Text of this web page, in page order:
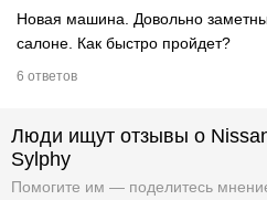
Новая машина. Довольно
салоне. Как быстро пройдет?
6 ответов
Люди ищут отзывы о
Sylphy
Помогите им — поделитесь